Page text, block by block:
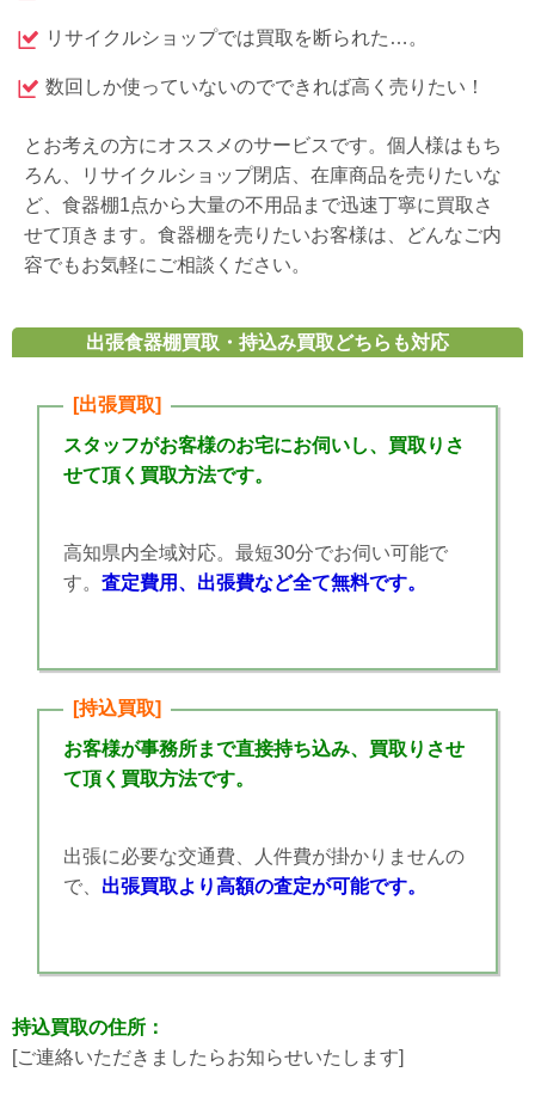
リサイクルショップでは買取を断られた…。
数回しか使っていないのでできれば高く売りたい！
とお考えの方にオススメのサービスです。個人様はもち
ろん、リサイクルショップ閉店、在庫商品を売りたいな
ど、食器棚1点から大量の不用品まで迅速丁寧に買取さ
せて頂きます。食器棚を売りたいお客様は、どんなご内
容でもお気軽にご相談ください。
出張食器棚買取・持込み買取どちらも対応
[出張買取]
スタッフがお客様のお宅にお伺いし、買取りさ
せて頂く買取方法です。
高知県内全域対応。最短30分でお伺い可能で
す。 査定費用、出張費など全て無料です。
[持込買取]
お客様が事務所まで直接持ち込み、買取りさせ
て頂く買取方法です。
出張に必要な交通費、人件費が掛かりませんの
で、 出張買取より高額の査定が可能です。
持込買取の住所：
[ご連絡いただきましたらお知らせいたします]